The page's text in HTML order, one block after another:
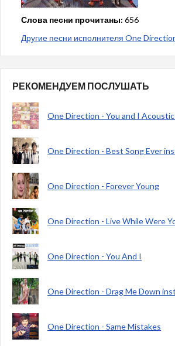
Слова песни прочитаны: 656
Другие песни исполнителя One
РЕКОМЕНДУЕМ ПОСЛУШАТЬ
One Direction - You and I
One Direction - Best Song Ever
One Direction - Forever Young
One Direction - Live While Were
One Direction - You And I
One Direction - Drag Me Down
One Direction - Same Mistakes